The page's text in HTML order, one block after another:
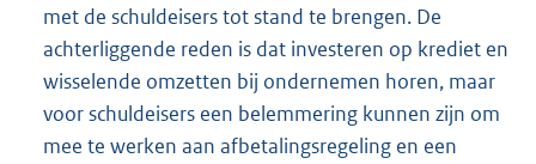
met de schuldeisers tot stand te brengen. De
achterliggende reden is dat investeren op krediet en
wisselende omzetten bij ondernemen horen, maar
voor schuldeisers een belemmering kunnen zijn om
mee te werken aan afbetalingsregeling en een